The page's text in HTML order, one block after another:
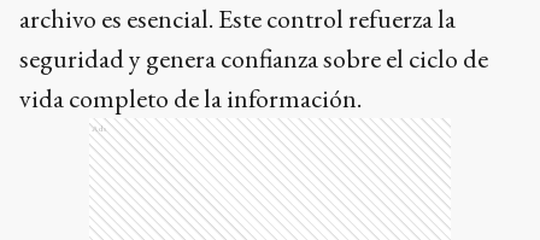
archivo es esencial. Este control refuerza la
seguridad y genera confianza sobre el ciclo de
vida completo de la información.
Ads